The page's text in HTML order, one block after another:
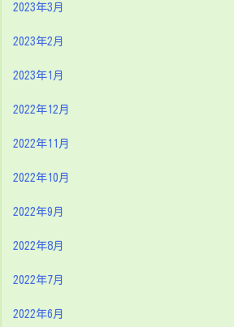
2023年3月
2023年2月
2023年1月
2022年12月
2022年11月
2022年10月
2022年9月
2022年8月
2022年7月
2022年6月